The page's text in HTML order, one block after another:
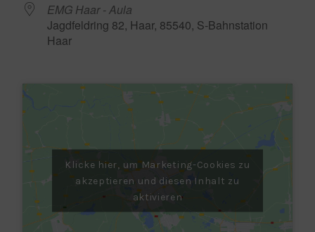
EMG Haar - Aula
Jagdfeldring 82, Haar, 85540, S-Bahnstation
Haar
Klicke hier, um Marketing-Cookies zu
akzeptieren und diesen Inhalt zu
aktivieren